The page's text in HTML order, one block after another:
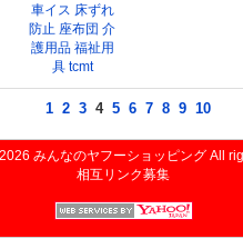
車イス 床ずれ
防止 座布団 介
護用品 福祉用
具 tcmt
1 2 34 5 6 7 8 9 10
みんなのヤフーショッピング All
相互リンク募集